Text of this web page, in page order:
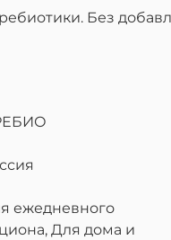
Без
ежедневного
Для дома и